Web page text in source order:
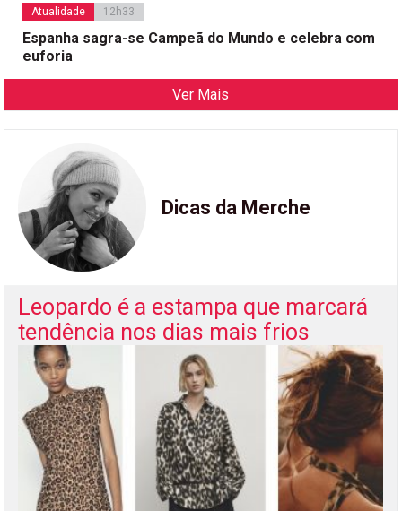
Atualidade 12h33
Espanha sagra-se Campeã do Mundo e celebra com
euforia
Ver Mais
Dicas da Merche
Leopardo é a estampa que marcará
tendência nos dias mais frios